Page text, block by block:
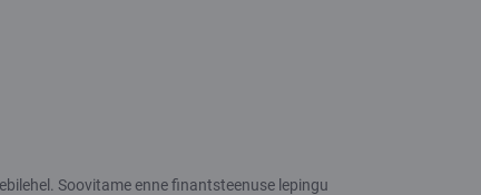
Soovitame enne finantsteenuse lepingu